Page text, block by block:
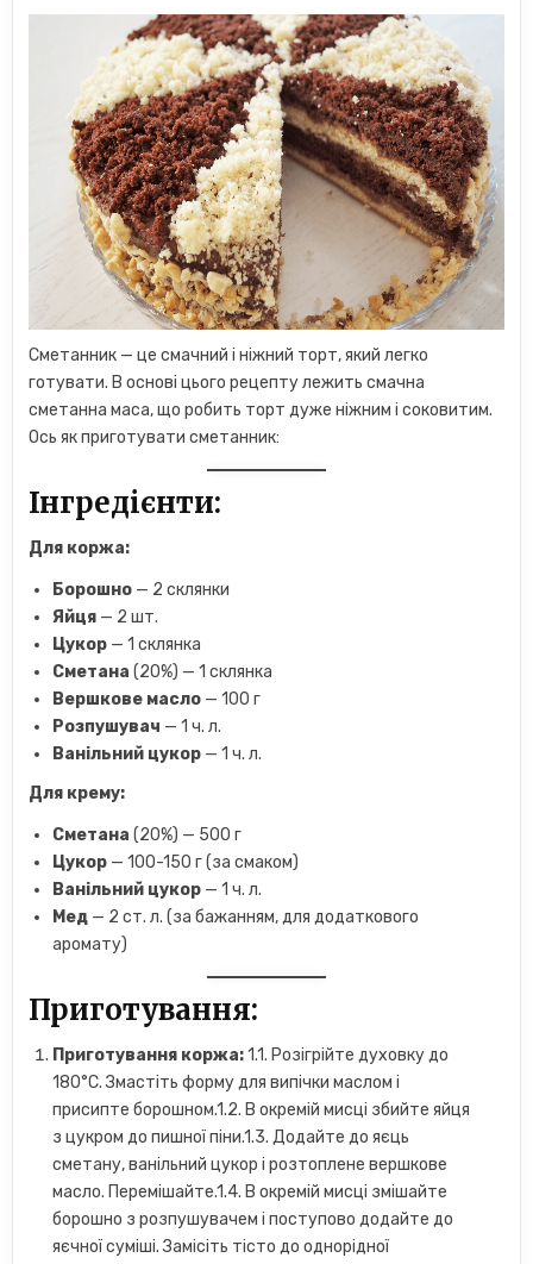
Сметанник — це смачний і ніжний торт, який легко
готувати. В основі цього рецепту лежить смачна
сметанна маса, що робить торт дуже ніжним і соковитим.
Ось як приготувати сметанник:
Інгредієнти:
Для коржа:
Борошно — 2 склянки
Яйця — 2 шт.
Цукор — 1 склянка
Сметана (20%) — 1 склянка
Вершкове масло — 100 г
Розпушувач — 1 ч. л.
Ванільний цукор — 1 ч. л.
Для крему:
Сметана (20%) — 500 г
Цукор — 100-150 г (за смаком)
Ванільний цукор — 1 ч. л.
Мед — 2 ст. л. (за бажанням, для додаткового
аромату)
Приготування:
Приготування коржа:1.1. Розігрійте духовку до
180°C. Змастіть форму для випічки маслом і
присипте борошном.1.2. В окремій мисці збийте яйця
з цукром до пишної піни.1.3. Додайте до яєць
сметану, ванільний цукор і розтоплене вершкове
масло. Перемішайте.1.4. В окремій мисці змішайте
борошно з розпушувачем і поступово додайте до
яєчної суміші. Замісіть тісто до однорідної